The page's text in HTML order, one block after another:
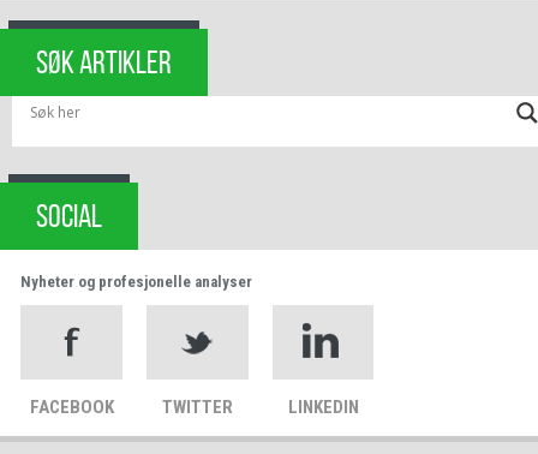
SØK ARTIKLER
SOCIAL
Nyheter og profesjonelle analyser
FACEBOOK TWITTER LINKEDIN